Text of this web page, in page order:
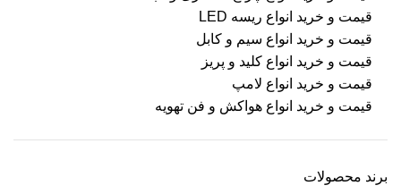
قیمت و خرید انواع ریسه LED
قیمت و خرید انواع سیم و کابل
قیمت و خرید انواع کلید و پریز
قیمت و خرید انواع لامپ
قیمت و خرید انواع هواکش و فن تهویه
برند محصولات